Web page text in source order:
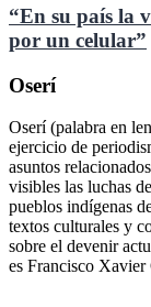
“En su país la
por un celular”
Oserí
Oserí (palabra en
ejercicio de
asuntos
visibles las luchas
pueblos indígenas
textos culturales y
sobre el devenir
es Francisco